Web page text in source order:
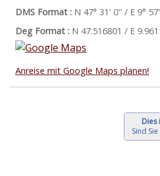
DMS Format : N 47° 31' 0'' / E 9°
Deg Format : N 47.516801 / E
Anreise mit Google Maps planen!
Dies
Sind